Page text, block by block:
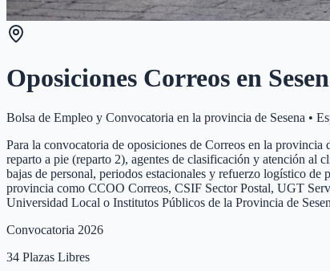
Oposiciones Correos en
Bolsa de Empleo y Convocatoria en la provincia de Sesena •
Para la convocatoria de oposiciones de Correos en la provincia
reparto a pie (reparto 2), agentes de clasificación y atención al
bajas de personal, periodos estacionales y refuerzo logístico
provincia como CCOO Correos, CSIF Sector Postal, UGT
Universidad Local o Institutos Públicos de la Provincia de
Convocatoria 2026
34 Plazas Libres